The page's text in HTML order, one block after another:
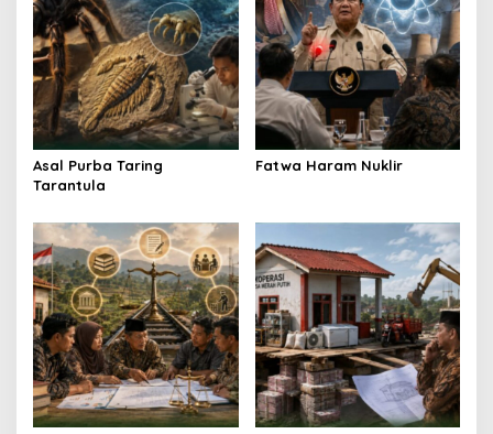
Asal Purba Taring
Tarantula
Fatwa Haram Nuklir